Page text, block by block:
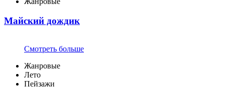
Майский дождик
Смотреть больше
Жанровые
Лето
Пейзажи